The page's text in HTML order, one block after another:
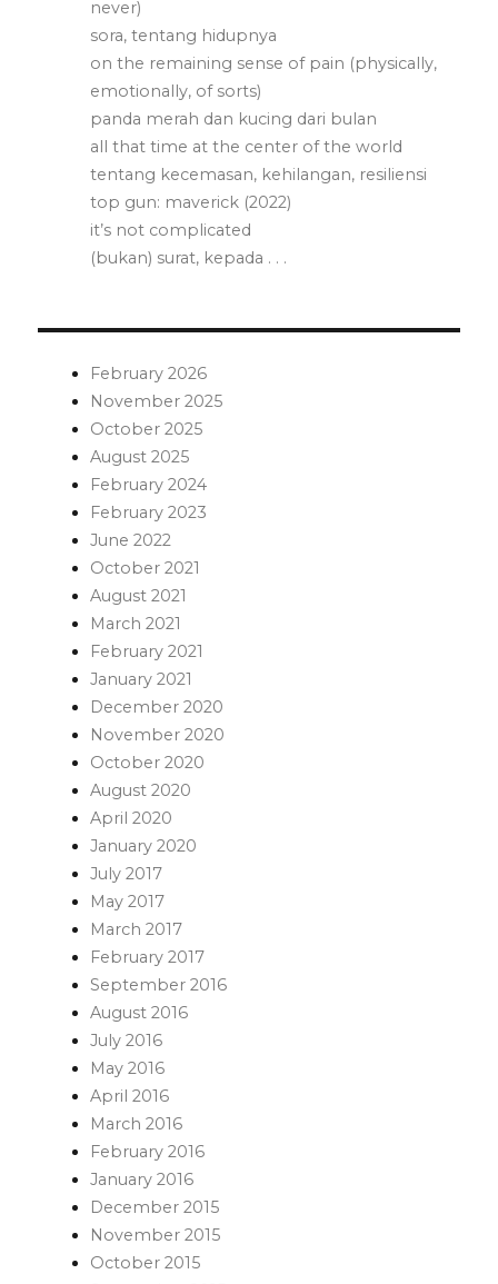
never)
sora, tentang hidupnya
on the remaining sense of pain (physically,
emotionally, of sorts)
panda merah dan kucing dari bulan
all that time at the center of the world
tentang kecemasan, kehilangan, resiliensi
top gun: maverick (2022)
it’s not complicated
(bukan) surat, kepada . . .
February 2026
November 2025
October 2025
August 2025
February 2024
February 2023
June 2022
October 2021
August 2021
March 2021
February 2021
January 2021
December 2020
November 2020
October 2020
August 2020
April 2020
January 2020
July 2017
May 2017
March 2017
February 2017
September 2016
August 2016
July 2016
May 2016
April 2016
March 2016
February 2016
January 2016
December 2015
November 2015
October 2015